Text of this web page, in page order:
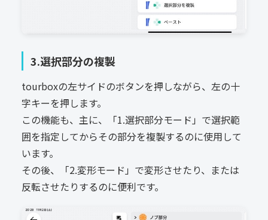
3.選択部分の複製
tourboxの左サイドのボタンを押しながら、左の十
字キーを押します。
この機能も、主に、「1.選択部分モード」で選択範
囲を指定してからその部分を複製するのに使用して
います。
その後、「2.変形モード」で変形させたり、または
反転させたりするのに便利です。